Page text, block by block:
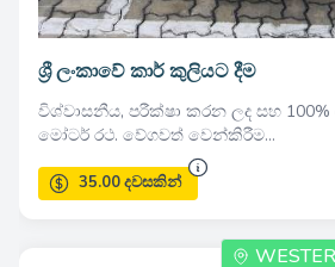
ශ්‍රී ලංකාවේ කාර් කුලියට දීම
විශ්වාසනීය, පරීක්ෂා කරන ලද සහ
මෝටර් රථ. වේගවත් වෙන්කිරීම...